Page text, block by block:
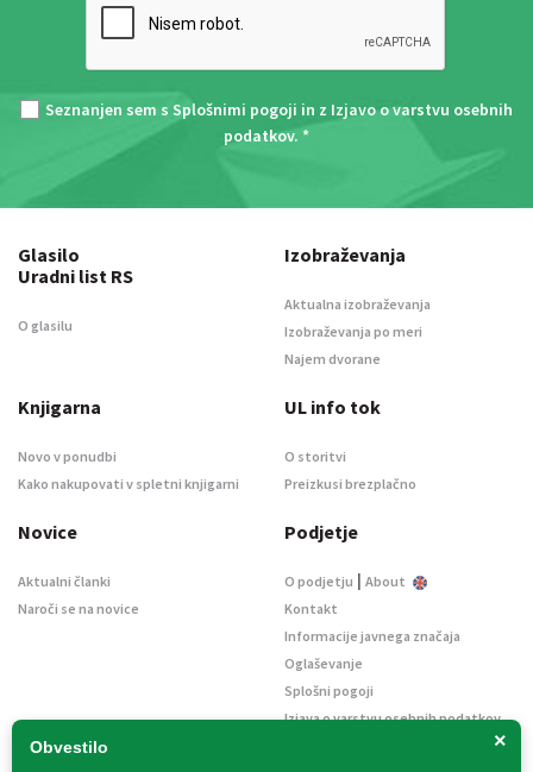
Seznanjen sem s Splošnimi pogoji in z Izjavo o varstvu osebnih
podatkov. *
×
Obvestilo
Glasilo
Uradni list RS
O glasilu
Izobraževanja
Aktualna izobraževanja
Izobraževanja po meri
Najem dvorane
Knjigarna
Novo v ponudbi
Kako nakupovati v spletni knjigarni
UL info tok
O storitvi
Preizkusi brezplačno
Novice
Aktualni članki
Naroči se na novice
Podjetje
O podjetju | About
Kontakt
Informacije javnega značaja
Oglaševanje
Splošni pogoji
Izjava o varstvu osebnih podatkov